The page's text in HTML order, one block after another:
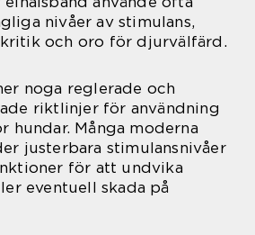
nivåer av stimulans,
och oro för djurvälfärd.
noga reglerade och
riktlinjer för användning
hundar. Många moderna
justerbara stimulansnivåer
för att undvika
eventuell skada på